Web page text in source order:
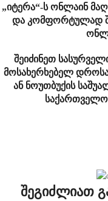
„იტერა“-ს ონლაინ
და კომფორტულად
შეიძინეთ
მოსახერხებელ
ან ნოუთბუქის
შეგიძლიათ